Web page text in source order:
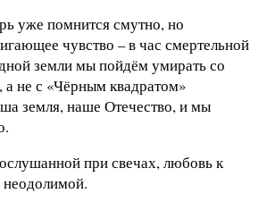
уже помнится смутно, но
чувство – в час смертельной
земли мы пойдём умирать со
не с «Чёрным квадратом»
земля, наше Отечество, и мы
при свечах, любовь к